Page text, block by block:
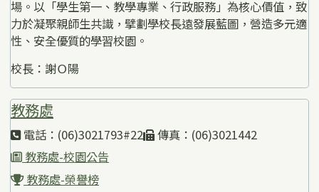
場。以「學生第一、教學專業、行政服務」為核心價值，致
力於凝聚親師生共識，擘劃學校長遠發展藍圖，營造多元適
性、安全優質的學習校園。
校長：謝Ｏ陽
教務處
電話：(06)3021793#22
傳真：(06)3021442
教務處-校園公告
教務處-榮譽榜